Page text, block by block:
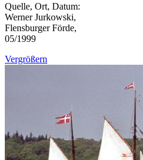
Quelle, Ort, Datum:
Werner Jurkowski,
Flensburger Förde,
05/1999
Vergrößern